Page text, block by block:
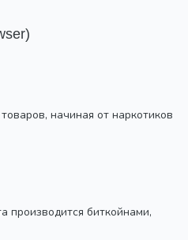
начиная от наркотиков
производится биткойнами,